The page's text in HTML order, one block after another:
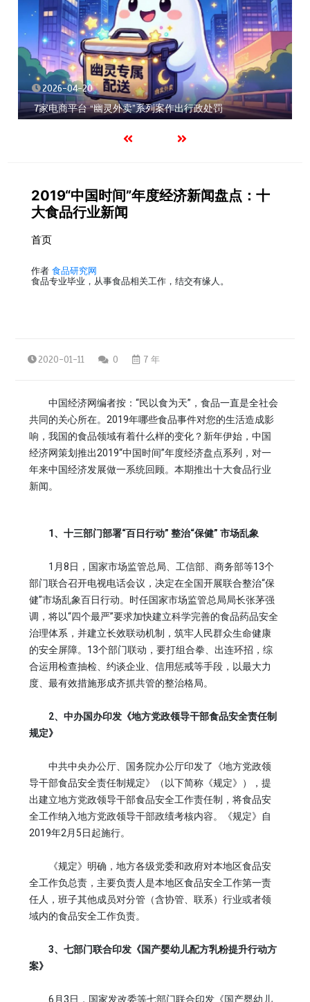
2026-04-20
7家电商平台 “幽灵外卖”系列案作出行政处罚
2019“中国时间”年度经济新闻盘点：十
大食品行业新闻
首页
作者 食品研究网
食品专业毕业，从事食品相关工作，结交有缘人。
2020-01-11 0 7 年
中国经济网编者按：“民以食为天”，食品一直是全社会
共同的关心所在。2019年哪些食品事件对您的生活造成影
响，我国的食品领域有着什么样的变化？新年伊始，中国
经济网策划推出2019“中国时间”年度经济盘点系列，对一
年来中国经济发展做一系统回顾。本期推出十大食品行业
新闻。
1、十三部门部署“百日行动” 整治“保健” 市场乱象
1月8日，国家市场监管总局、工信部、商务部等13个
部门联合召开电视电话会议，决定在全国开展联合整治“保
健”市场乱象百日行动。时任国家市场监管总局局长张茅强
调，将以“四个最严”要求加快建立科学完善的食品药品安全
治理体系，并建立长效联动机制，筑牢人民群众生命健康
的安全屏障。13个部门联动，要打组合拳、出连环招，综
合运用检查抽检、约谈企业、信用惩戒等手段，以最大力
度、最有效措施形成齐抓共管的整治格局。
2、中办国办印发《地方党政领导干部食品安全责任制
规定》
中共中央办公厅、国务院办公厅印发了《地方党政领
导干部食品安全责任制规定》（以下简称《规定》），提
出建立地方党政领导干部食品安全工作责任制，将食品安
全工作纳入地方党政领导干部政绩考核内容。《规定》自
2019年2月5日起施行。
《规定》明确，地方各级党委和政府对本地区食品安
全工作负总责，主要负责人是本地区食品安全工作第一责
任人，班子其他成员对分管（含协管、联系）行业或者领
域内的食品安全工作负责。
3、七部门联合印发《国产婴幼儿配方乳粉提升行动方
案》
6月3日，国家发改委等七部门联合印发《国产婴幼儿